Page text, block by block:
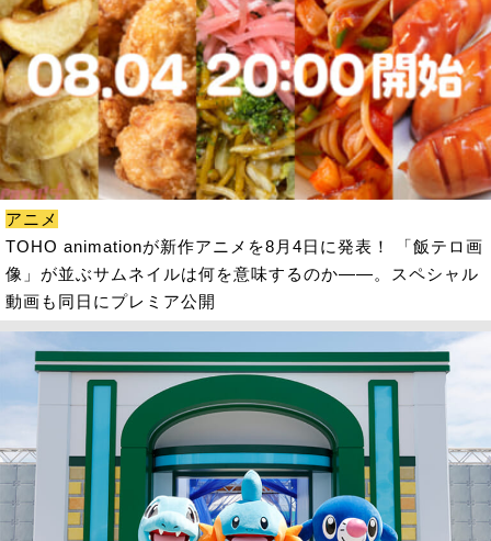
アニメ
TOHO animationが新作アニメを8月4日に発表！ 「飯テロ画
像」が並ぶサムネイルは何を意味するのか――。スペシャル
動画も同日にプレミア公開